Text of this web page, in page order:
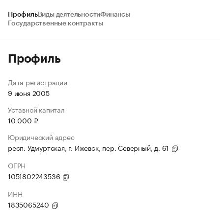
ПрофильВиды деятельностиФинансы
Государственные контракты
Профиль
Дата регистрации
9 июня 2005
Уставной капитал
10 000 ₽
Юридический адрес
респ. Удмуртская, г. Ижевск, пер. Северный, д. 61
ОГРН
1051802243536
ИНН
1835065240